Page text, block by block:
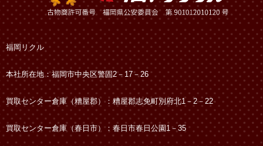
福岡リクル
本社所在地：福岡市中央区警固2－17－26
買取センター倉庫（糟屋郡）：糟屋郡志免町別府北1－2－22
買取センター倉庫（春日市）：春日市春日公園1－35